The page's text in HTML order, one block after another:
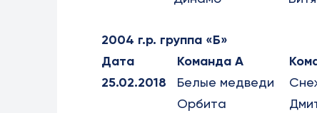
2004 г.р. группа «Б»
Дата
Команда А
25.02.2018
Белые медведи
Орбита